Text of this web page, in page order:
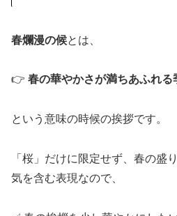
春爛漫の候とは、
👉 春の華やかさが満ちあふれ
という意味の時候の挨拶です。
「桜」だけに限定せず、春の盛
気を含む表現なので、